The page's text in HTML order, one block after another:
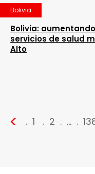
Bolivia
Bolivia:
servicios de salud
Alto
< 1 2 …